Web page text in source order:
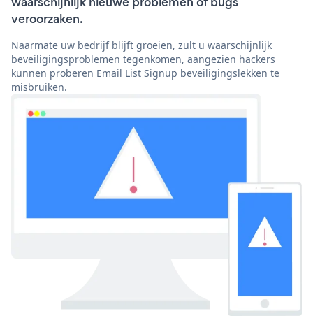
veroorzaken.
Naarmate uw bedrijf blijft groeien, zult u waarschijnlijk
beveiligingsproblemen tegenkomen, aangezien hackers
kunnen proberen Email List Signup beveiligingslekken te
misbruiken.